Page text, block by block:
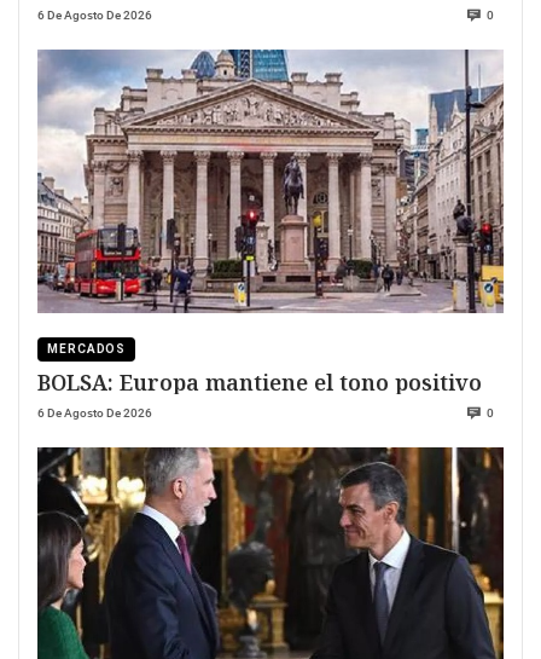
6 De Agosto De 2026 0
MERCADOS
BOLSA: Europa mantiene el tono positivo
6 De Agosto De 2026 0